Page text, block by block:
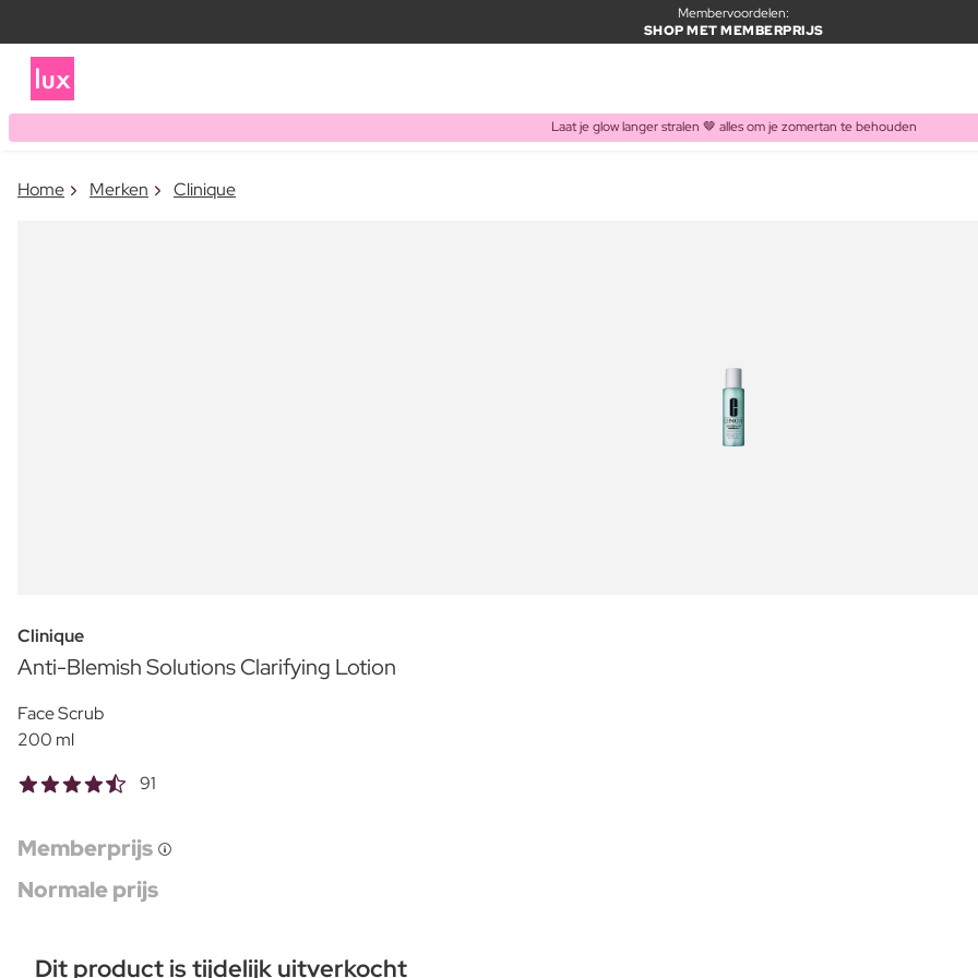
Membervoordelen:
SHOP MET MEMBERPRIJS
Laat je glow langer stralen 🤎 alles om je zomertan te behouden
Home Merken Clinique
Clinique
Anti-Blemish Solutions Clarifying Lotion
Face Scrub
200 ml
91
Memberprijs
Normale prijs
Dit product is tijdelijk uitverkocht